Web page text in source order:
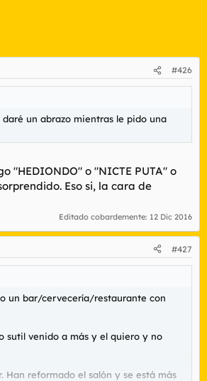
#426
un abrazo mientras le pido una
"HEDIONDO" o "NICTE PUTA" o
Eso si, la cara de
Editado cobardemente: 12 Dic 2016
#427
un bar/cervecería/restaurante con
sutil venido a más y el quiero y no
reformado el salón y se está más